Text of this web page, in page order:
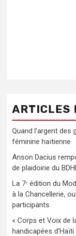
ARTICLES
Quand l’argent des
féminine haïtienne
Anson Dacius
de plaidoirie du
La 7ᵉ édition du
à la Chancellerie,
participants
« Corps et Voix de
handicapées